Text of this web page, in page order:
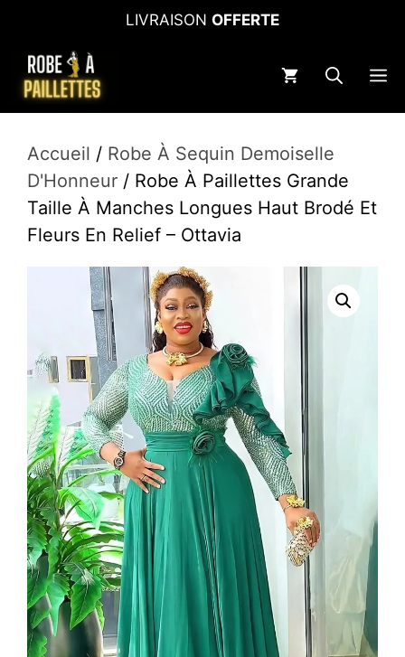
contenu
LIVRAISON OFFERTE
Accueil / Robe À Sequin Demoiselle
D'Honneur / Robe À Paillettes Grande
Taille À Manches Longues Haut Brodé Et
Fleurs En Relief – Ottavia